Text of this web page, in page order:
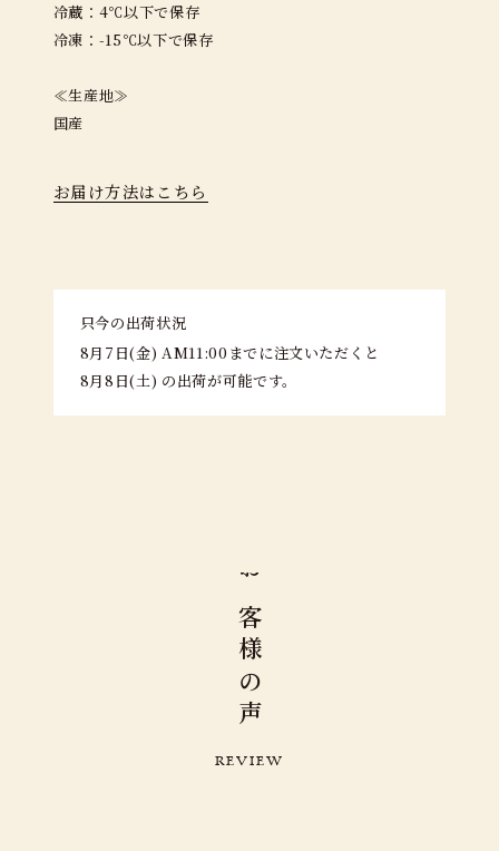
冷蔵：4℃以下で保存
冷凍：-15℃以下で保存
≪生産地≫
国産
お届け方法はこちら
只今の出荷状況
8月7日(金) AM11:00までに注文いただくと
8月8日(土) の出荷が可能です。
客
様
の
声
REVIEW